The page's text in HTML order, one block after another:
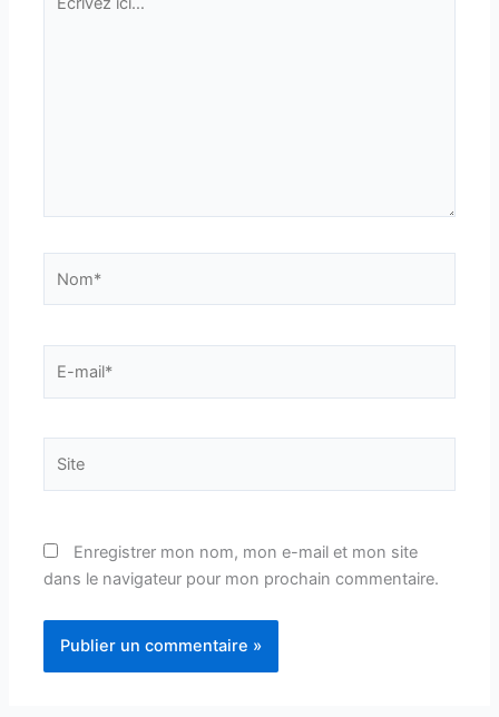
ici…
mail*
Enregistrer mon nom, mon e-mail et mon site
dans le navigateur pour mon prochain commentaire.